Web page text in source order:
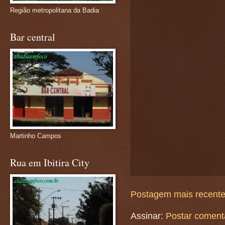
Postagem mais recente
Assinar: Postar
Região metropolitana da Badia
Bar central
Martinho Campos
Rua em Ibitira City